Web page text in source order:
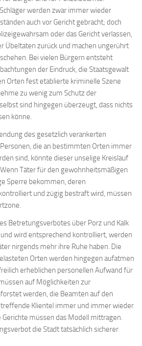
werden zwar immer wieder
auch vor Gericht gebracht; doch
oder das Gericht verlassen,
Übeltaten zurück und machen ungerührt
Bei vielen Bürgern entsteht
der Eindruck, die Staatsgewalt
Orten fest etablierte kriminelle Szene
zu wenig zum Schutz der
sind hingegen überzeugt, dass nichts
könne.
des gesetzlich verankerten
die an bestimmten Orten immer
sind, könnte dieser unselige Kreislauf
Täter für den gewohnheitsmäßigen
Sperre bekommen, deren
und zügig bestraft wird, müssen
Betretungsverbotes über Porz und Kalk
wird entsprechend kontrolliert, werden
nirgends mehr ihre Ruhe haben. Die
Orten werden hingegen aufatmen
erheblichen personellen Aufwand für
auf Möglichkeiten zur
werden, die Beamten auf den
Klientel immer und immer wieder
müssen das Modell mittragen.
die Stadt tatsächlich sicherer